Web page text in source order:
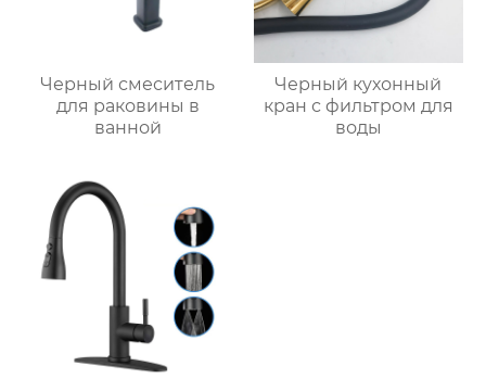
Черный смеситель
для раковины в
ванной
Черный кухонный
кран с фильтром для
воды